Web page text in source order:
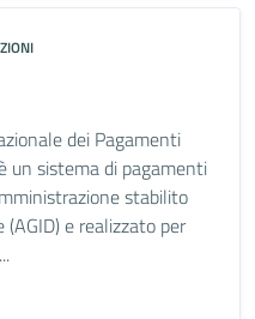
dei Pagamenti
un sistema di pagamenti
stabilito
(AGID) e realizzato per